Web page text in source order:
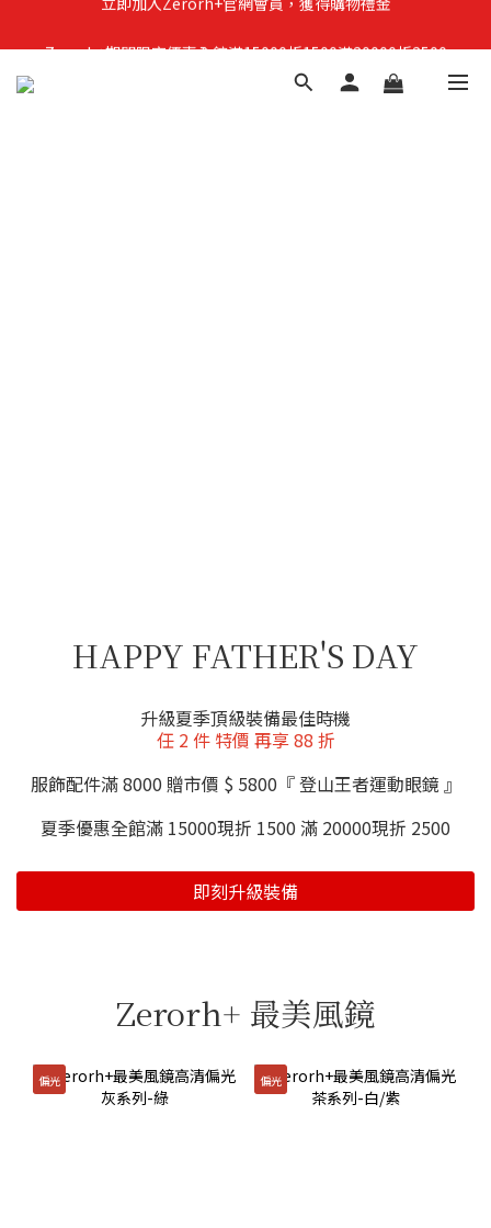
立即加入Zerorh+官網會員，獲得購物禮金
HAPPY FATHER'S DAY
升級夏季頂級裝備最佳時機
任 2 件 特價 再享 88 折
服飾配件滿 8000 贈市價 $ 5800『 登山王者運動眼鏡 』
夏季優惠全館滿 15000現折 1500 滿 20000現折 2500
即刻升級裝備
Zerorh+ 最美風鏡
偏光 偏光